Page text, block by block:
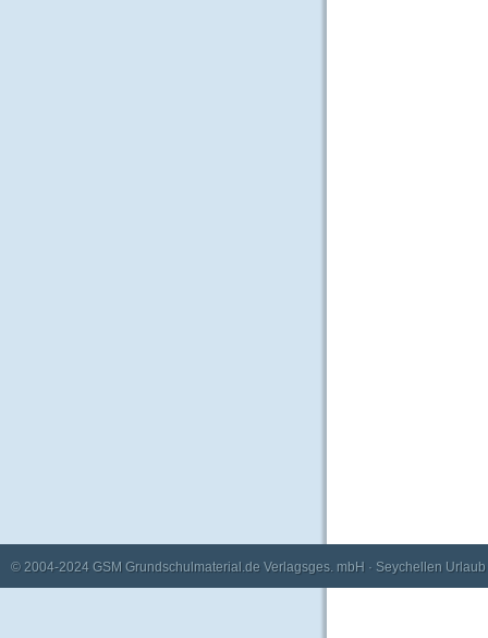
© 2004-2024 GSM Grundschulmaterial.de Verlagsges. mbH · Seychellen Urlaub